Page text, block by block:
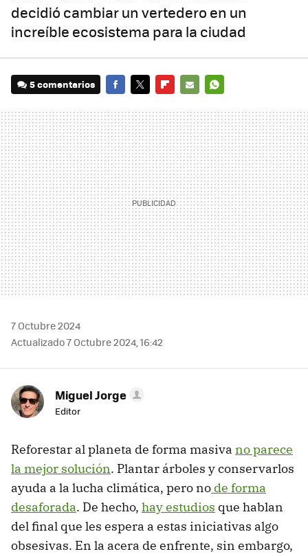
decidió cambiar un vertedero en un
increíble ecosistema para la ciudad
5 comentarios
MAIL
7 Octubre 2024
Actualizado 7 Octubre 2024, 16:42
Miguel Jorge
Editor
Reforestar al planeta de forma masiva no parece
la mejor solución. Plantar árboles y conservarlos
ayuda a la lucha climática, pero no de forma
desaforada. De hecho, hay estudios que hablan
del final que les espera a estas iniciativas algo
obsesivas. En la acera de enfrente, sin embargo,